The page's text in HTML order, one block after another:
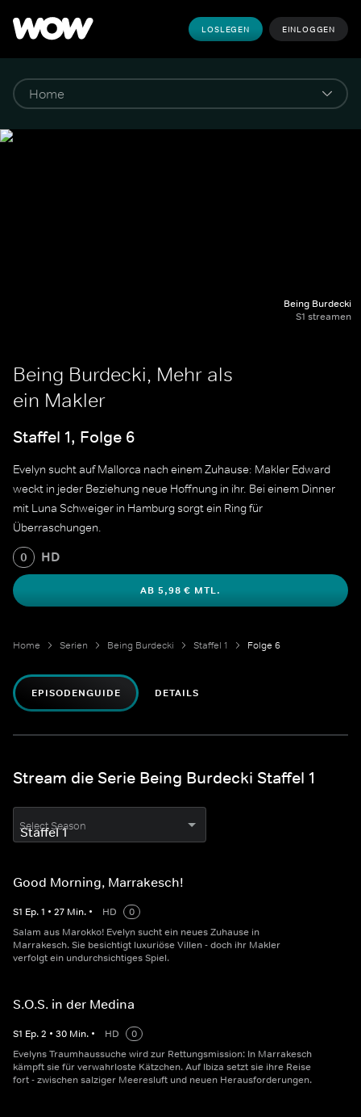
LOSLEGEN EINLOGGEN
Being Burdecki
S1 streamen
Being Burdecki, Mehr als
ein Makler
Staffel 1, Folge 6
Evelyn sucht auf Mallorca nach einem Zuhause: Makler Edward
weckt in jeder Beziehung neue Hoffnung in ihr. Bei einem Dinner
mit Luna Schweiger in Hamburg sorgt ein Ring für
Überraschungen.
0 HD
AB 5,98 € MTL.
Home Serien Being Burdecki Staffel 1 Folge 6
EPISODENGUIDE DETAILS
Stream die Serie Being Burdecki Staffel 1
Select Season
Good Morning, Marrakesch!
S1 Ep.1 • 27 Min. • HD
0
Salam aus Marokko! Evelyn sucht ein neues Zuhause in
Marrakesch. Sie besichtigt luxuriöse Villen - doch ihr Makler
verfolgt ein undurchsichtiges Spiel.
S.O.S. in der Medina
S1 Ep.2 • 30 Min. • HD
0
Evelyns Traumhaussuche wird zur Rettungsmission: In Marrakesch
kämpft sie für verwahrloste Kätzchen. Auf Ibiza setzt sie ihre Reise
fort - zwischen salziger Meeresluft und neuen Herausforderungen.